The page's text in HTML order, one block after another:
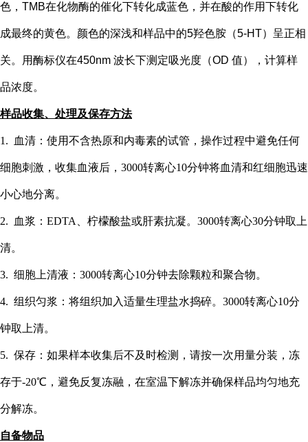
色，TMB在化物酶的催化下转化成蓝色，并在酸的作用下转化
成最终的黄色。颜色的深浅和样品中的5羟色胺（5-HT） 呈正相
关。用酶标仪在450nm 波长下测定吸光度（OD 值），计算样
品浓度。
样品收集、处理及保存方法
1. 血清：使用不含热原和内毒素的试管，操作过程中避免任何
细胞刺激，收集血液后，3000转离心10分钟将血清和红细胞迅速
小心地分离。
2. 血浆：EDTA、柠檬酸盐或肝素抗凝。3000转离心30分钟取上
清。
3. 细胞上清液：3000转离心10分钟去除颗粒和聚合物。
4. 组织匀浆：将组织加入适量生理盐水捣碎。3000转离心10分
钟取上清。
5. 保存：如果样本收集后不及时检测，请按一次用量分装，冻
存于-20℃，避免反复冻融，在室温下解冻并确保样品均匀地充
分解冻。
自备物品